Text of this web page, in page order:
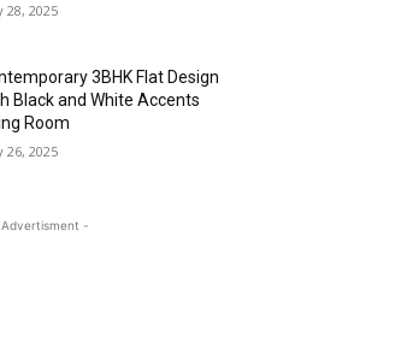
28, 2025
3BHK Flat Design
Black and White Accents
Room
26, 2025
-